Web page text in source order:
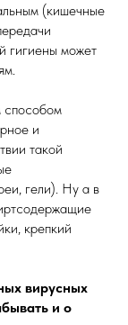
(кишечные
гигиены может
способом
и
такой
гели). Ну а в
крепкий
вирусных
и о